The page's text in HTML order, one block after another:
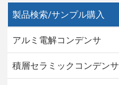
製品検索/サンプル購入
アルミ電解コンデンサ
積層セラミックコンデンサ